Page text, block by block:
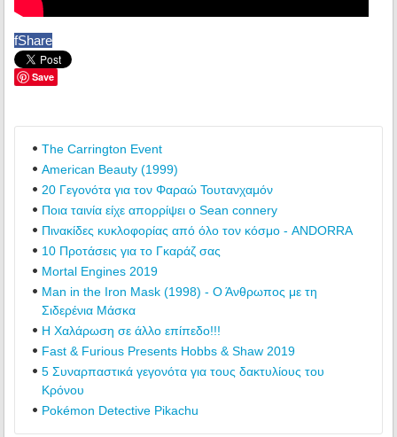
fShare
Save
The Carrington Event
American Beauty (1999)
20 Γεγονότα για τον Φαραώ Τουτανχαμόν
Ποια ταινία είχε απορρίψει ο Sean connery
Πινακίδες κυκλοφορίας από όλο τον κόσμο - ANDORRA
10 Προτάσεις για το Γκαράζ σας
Mortal Engines 2019
Man in the Iron Mask (1998) - Ο Άνθρωπος με τη
Σιδερένια Μάσκα
Η Χαλάρωση σε άλλο επίπεδο!!!
Fast & Furious Presents Hobbs & Shaw 2019
5 Συναρπαστικά γεγονότα για τους δακτυλίους του
Κρόνου
Pokémon Detective Pikachu